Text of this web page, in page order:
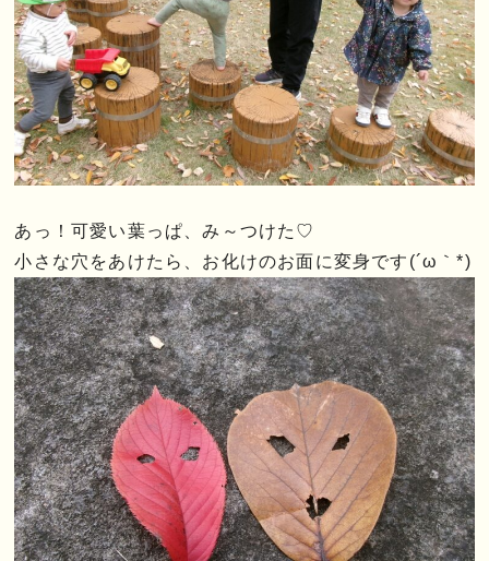
あっ！可愛い葉っぱ、み～つけた♡
小さな穴をあけたら、お化けのお面に変身です(´ω｀*)